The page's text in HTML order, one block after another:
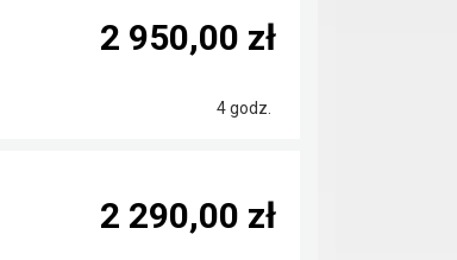
4 godz.
2 950,00 zł
2 290,00 zł